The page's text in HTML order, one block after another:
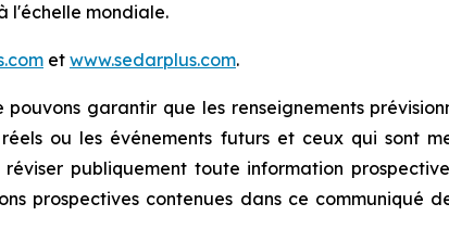
l'échelle mondiale.
et www.sedarplus.com.
garantir que les renseignements
ou les événements futurs et ceux qui sont
publiquement toute information
prospectives contenues dans ce communiqué